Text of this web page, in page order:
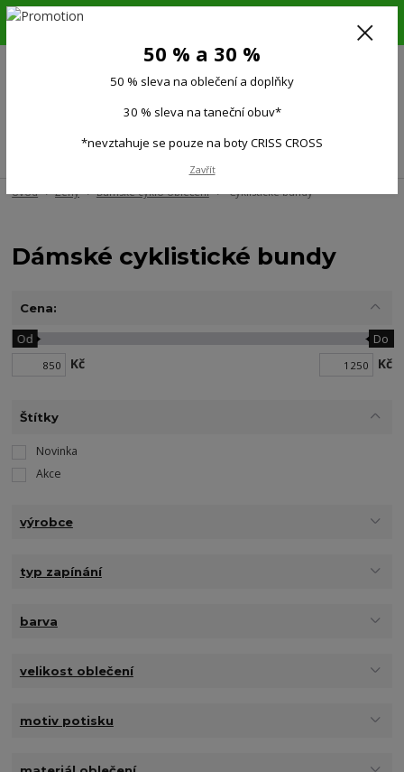
6.-16.8.26. DOVOLENÁ !!! 50 % SLEVA na všechno oblečení a doplňky !!!
(Po-Pá 9:00-15.00)
Úvod Ženy Dámské cyklo oblečení Cyklistické bundy
Dámské cyklistické bundy
Cena:
Kč
Od Do
Kč
Štítky
Novinka
Akce
výrobce
typ zapínání
barva
velikost oblečení
motiv potisku
50 % a 30 %
50 % sleva na oblečení a doplňky
30 % sleva na taneční obuv*
*nevztahuje se pouze na boty CRISS CROSS
Zavřít